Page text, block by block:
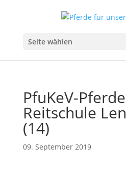
Seite wählen
PfuKeV-
Reitschule
(14)
09. September 2019